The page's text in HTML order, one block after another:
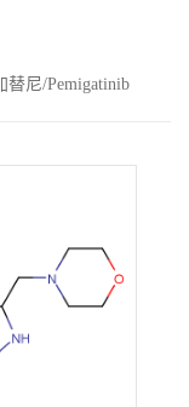
替尼/Pemigatinib